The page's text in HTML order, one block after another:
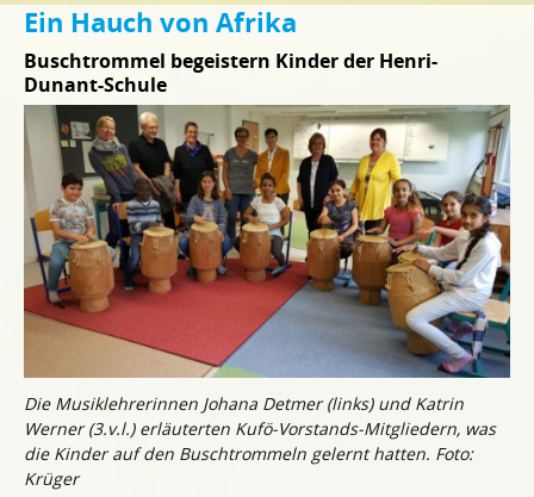
Ein Hauch von Afrika
Buschtrommel begeistern Kinder der Henri-
Dunant-Schule
Die Musiklehrerinnen Johana Detmer (links) und Katrin
Werner (3.v.l.) erläuterten Kufö-Vorstands-Mitgliedern, was
die Kinder auf den Buschtrommeln gelernt hatten. Foto:
Krüger